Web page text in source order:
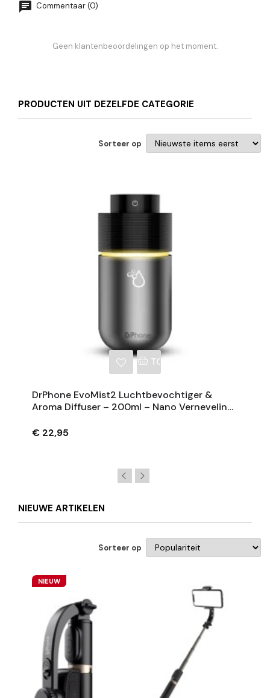
Commentaar (0)
Geen klantenbeoordelingen op het moment.
PRODUCTEN UIT DEZELFDE CATEGORIE
Sorteer op
TOEVOEGEN AAN
DrPhone EvoMist2 Luchtbevochtiger &
Aroma Diffuser – 200ml – Nano Verneveling
€ 22,95
NIEUWE ARTIKELEN
Sorteer op
NIEUW